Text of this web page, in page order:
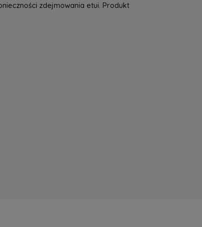
zdejmowania etui. Produkt